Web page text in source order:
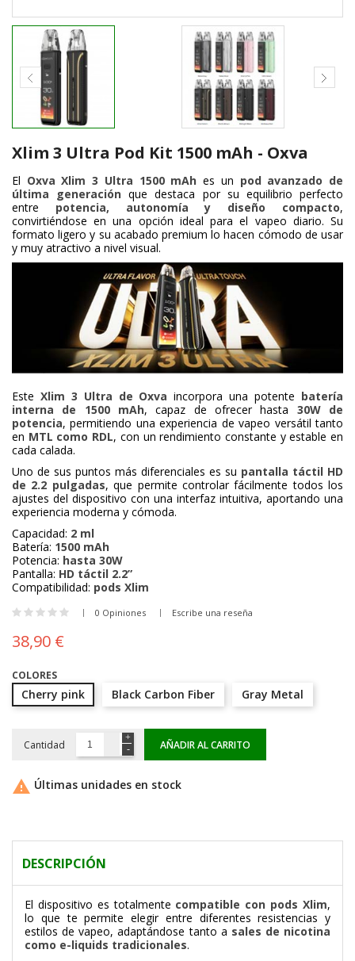
Xlim 3 Ultra Pod Kit 1500 mAh - Oxva
El Oxva Xlim 3 Ultra 1500 mAh es un pod avanzado de
última generación que destaca por su equilibrio perfecto
entre potencia, autonomía y diseño compacto,
convirtiéndose en una opción ideal para el vapeo diario. Su
formato ligero y su acabado premium lo hacen cómodo de usar
y muy atractivo a nivel visual.
Este Xlim 3 Ultra de Oxva incorpora una potente batería
interna de 1500 mAh, capaz de ofrecer hasta 30W de
potencia, permitiendo una experiencia de vapeo versátil tanto
en MTL como RDL, con un rendimiento constante y estable en
cada calada.
Uno de sus puntos más diferenciales es su pantalla táctil HD
de 2.2 pulgadas, que permite controlar fácilmente todos los
ajustes del dispositivo con una interfaz intuitiva, aportando una
experiencia moderna y cómoda.
Capacidad: 2 ml
Batería: 1500 mAh
Potencia: hasta 30W
Pantalla: HD táctil 2.2”
Compatibilidad: pods Xlim
0 Opiniones Escribe una reseña
38,90 €
COLORES
Cherry pink Black Carbon Fiber Gray Metal
Cantidad AÑADIR AL CARRITO
 Últimas unidades en stock
DESCRIPCIÓN
El dispositivo es totalmente compatible con pods Xlim,
lo que te permite elegir entre diferentes resistencias y
estilos de vapeo, adaptándose tanto a sales de nicotina
como e-liquids tradicionales.